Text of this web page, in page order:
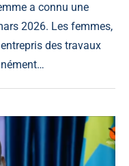
a connu une
2026. Les femmes,
des travaux